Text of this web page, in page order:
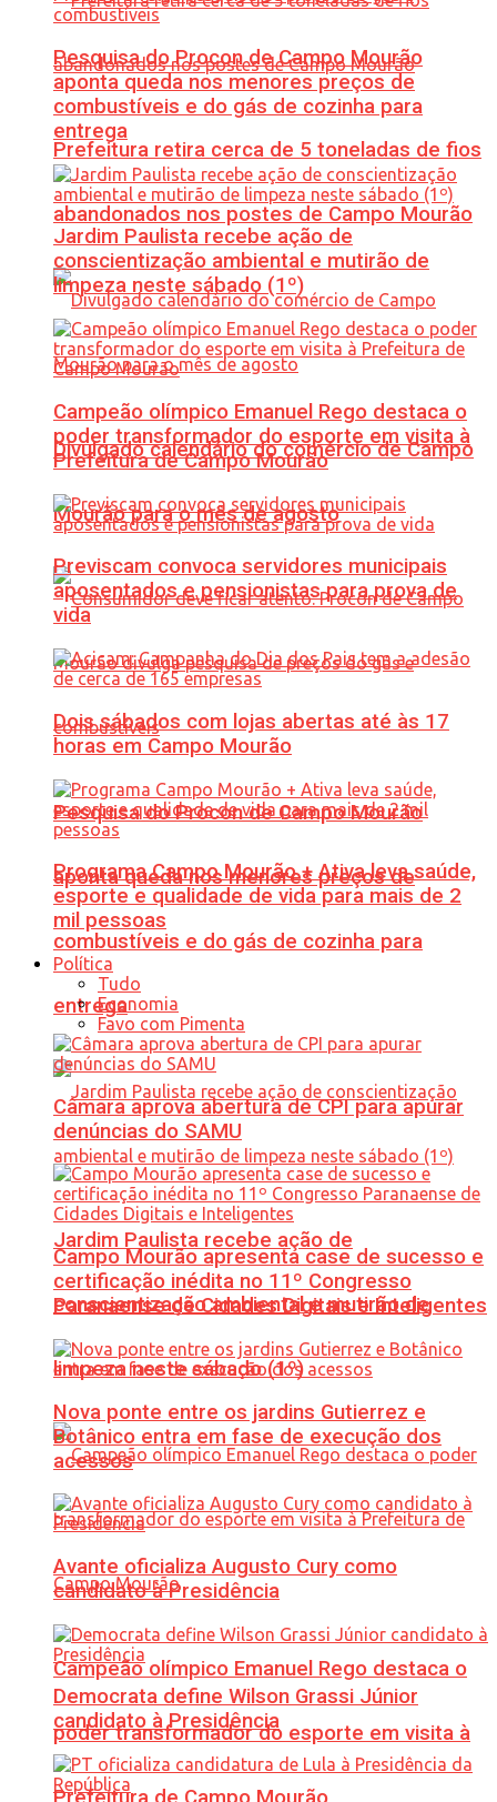
Prefeitura retira cerca de 5 toneladas de fios
abandonados nos postes de Campo Mourão
Divulgado calendário do comércio de Campo
Mourão para o mês de agosto
Pesquisa do Procon de Campo Mourão
aponta queda nos menores preços de
combustíveis e do gás de cozinha para
entrega
Jardim Paulista recebe ação de
conscientização ambiental e mutirão de
limpeza neste sábado (1º)
Campeão olímpico Emanuel Rego destaca o
poder transformador do esporte em visita à
Pesquisa do Procon de Campo Mourão
aponta queda nos menores preços de
combustíveis e do gás de cozinha para
entrega
Jardim Paulista recebe ação de
conscientização ambiental e mutirão de
limpeza neste sábado (1º)
Campeão olímpico Emanuel Rego destaca o
poder transformador do esporte em visita à
Prefeitura de Campo Mourão
Previscam convoca servidores municipais
aposentados e pensionistas para prova de
vida
Dois sábados com lojas abertas até às 17
horas em Campo Mourão
Programa Campo Mourão + Ativa leva saúde,
esporte e qualidade de vida para mais de 2
mil pessoas
Política
Tudo
Economia
Favo com Pimenta
Câmara aprova abertura de CPI para apurar
denúncias do SAMU
Campo Mourão apresenta case de sucesso e
certificação inédita no 11º Congresso
Paranaense de Cidades Digitais e Inteligentes
Nova ponte entre os jardins Gutierrez e
Botânico entra em fase de execução dos
acessos
Avante oficializa Augusto Cury como
candidato à Presidência
Democrata define Wilson Grassi Júnior
candidato à Presidência